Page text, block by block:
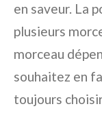
en saveur. La
plusieurs
morceau
souhaitez en
toujours